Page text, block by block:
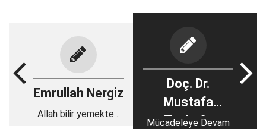
Emrullah Nergiz
Allah bilir yemekten
Doç. Dr.
Mustafa
Topkafa
Mücadeleye Devam